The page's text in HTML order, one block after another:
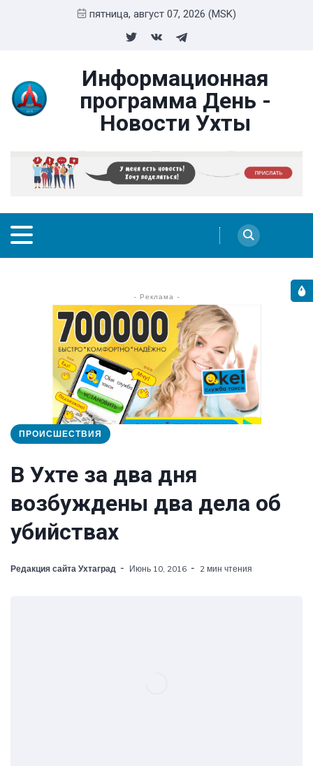
пятница, август 07, 2026 (MSK)
Информационная
программа День -
Новости Ухты
- Реклама -
ПРОИСШЕСТВИЯ
В Ухте за два дня
возбуждены два дела об
убийствах
Редакция сайта Ухтаград Июнь 10, 2016 2 мин чтения